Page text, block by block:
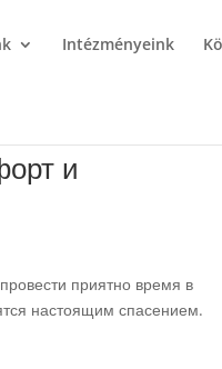
Intézményeink
и
приятно время в
настоящим спасением.